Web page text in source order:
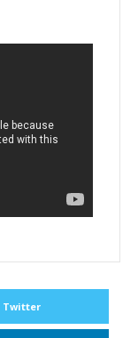
Twitter